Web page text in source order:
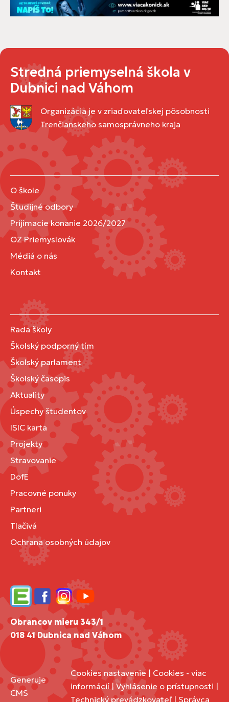
Stredná priemyselná škola v
Dubnici nad Váhom
Organizácia je v zriaďovateľskej pôsobnosti
Trenčianskeho samosprávneho kraja
O škole
Študijné odbory
Prijímacie konanie 2026/2027
OZ Priemyslovák
Médiá o nás
Kontakt
Rada školy
Školský podporný tím
Školský parlament
Školský časopis
Aktuality
Úspechy študentov
ISIC karta
Projekty
Stravovanie
DofE
Pracovné ponuky
Partneri
Tlačivá
Ochrana osobných údajov
EdupageFacebookInstagram
YouTube
Obrancov mieru 343/1
018 41 Dubnica nad Váhom
Generuje
CMS
Cookies nastavenie | Cookies - viac
informácií | Vyhlásenie o prístupnosti |
Technický prevádzkovateľ | Správca